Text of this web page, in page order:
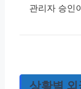
관리자 승인
상황별